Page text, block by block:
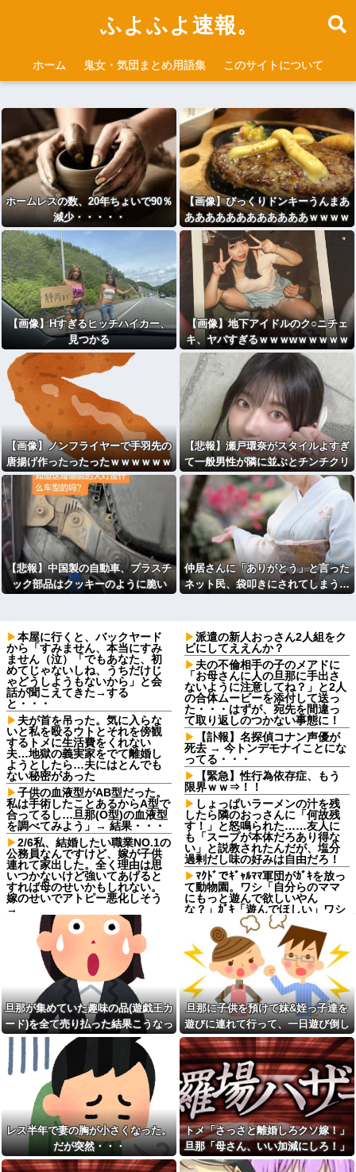
ふよふよ速報。
ホーム 鬼女・気団まとめ用語集 このサイトについて
ホームレスの数、20年ちょいで90％
減少・・・・・
【画像】びっくりドンキーうんまあ
ああああああああああああｗｗｗｗ
ｗｗｗｗｗｗｗ
【画像】Hすぎるヒッチハイカー、
見つかる
【画像】地下アイドルのク○ニチェ
キ、ヤバすぎるｗｗｗwｗｗｗｗｗ
ｗｗｗ
【画像】ノンフライヤーで手羽先の
唐揚げ作ったったったｗｗｗｗｗｗ
ｗ
【悲報】瀬戸環奈がスタイルよすぎ
て一般男性が隣に並ぶとチンチクリ
ンに見えてしまう
【悲報】中国製の自動車、プラスチ
ック部品はクッキーのように脆い
仲居さんに「ありがとう」と言った
ネット民、袋叩きにされてしまう…
本屋に行くと、バックヤード
から「すみません、本当にすみ
ません（泣）「でもあなた、初
めてじゃないしね、うちだけじ
ゃどうしようもないから」と会
話が聞こえてきた→する
と・・・
夫が首を吊った。気に入らな
いと私を殴るウトとそれを傍観
するトメに生活費をくれない
夫…地獄の義実家をでて離婚し
ようとしたら…夫にはとんでも
ない秘密があった
子供の血液型がAB型だった。
私は手術したことあるからA型で
合ってるし…旦那(O型)の血液型
を調べてみよう」→ 結果・・・
2/6私、結婚したい職業NO.1の
公務員なんですけど、嫁が子供
連れて家出した。全く理由は思
いつかないけど強いてあげると
すれば母のせいかもしれない。
嫁のせいでアトピー悪化しそう
→
彼女が中古カードショップで
男に話しかけられた。いきなり
彼女の持ち歩いてたカードを品
定めしだしたらしく…
【朗報】 女子「恋愛テクで気
を引く男より、こういう男の方
が1億倍良い男です」→結果
長男嫁が「お姉ちゃん助け
て」と電話してきた。バカトメ
が、雪の中うちの息子に会いに
来ようとしたらしく...
寺田心、週6ジム通いで体重
62kg→82kgに 110kgのベンチ
プレス持ち上げる姿披露
お前ら「日本も核武装汁！」
←１万発の核弾頭どこに
【速報】北海道江別大学生殺
人事件、主犯格の川口被告(19)に
無期懲役の判決←これ、妥当だ
と思う？？？？？？
派遣の新人おっさん2人組をク
ビにしてええんか？
夫の不倫相手の子のメアドに
「お母さんに人の旦那に手出さ
ないように注意してね？」と2人
の合体ムービーを添付して送っ
た・・・はずが、宛先を間違っ
て取り返しのつかない事態に！
【訃報】名探偵コナン声優が
死去 → 今トンデモナイことにな
ってる・・・
【緊急】性行為依存症、もう
限界ｗｗ⇒！！
しょっぱいラーメンの汁を残
したら隣のおっさんに「何故残
す！」と怒鳴られた……友人に
も「スープが本体だろあり得な
い」と説教されたんだが、塩分
過剰だし味の好みは自由だろ！
ﾏｸﾄﾞでｷﾞｬﾙﾏﾏ軍団がｶﾞｷを放っ
て動物園。ワシ「自分らのママ
にもっと遊んで欲しいやん
な？」ｶﾞｷ「遊んでほしい」ワシ
「魔法の言葉があるよ」。結
果、阿鼻叫喚ww
【修羅場】父の浮気相手がま
さかの男！？私が突き止めた結
果ｗｗｗｗ
韓国調査船が竹島周辺の日本
EEZ内で調査か、ワイヤのよう
なもの海中に投入…外務省が抗
議！
最近彼氏にムカついた事
【画像】TWICE・モモ(30)、
またしてもエチエチボデーを披
露wwwwwwwwww他
今日から業務報告書の「庶
務」っていう大項目が急に廃止
されたんだけど意味不明すぎる
【徹底議論】漫画史上「最大
のやらかし展開」って結局なん
だと思う？
旦那が集めていた趣味の品(遊戯王カ
ード)を全て売り払った結果こうなっ
た
旦那に子供を預けて妹&姪っ子達を
遊びに連れて行って、一日遊び倒し
た。すると、旦那と喧嘩になってし
まい...
レス半年で妻の胸が小さくなった。
だが突然・・・
トメ「さっさと離婚しろクソ嫁！」
旦那「母さん、いい加減にしろ！」
→思わぬ形で旦那が味方してくれ